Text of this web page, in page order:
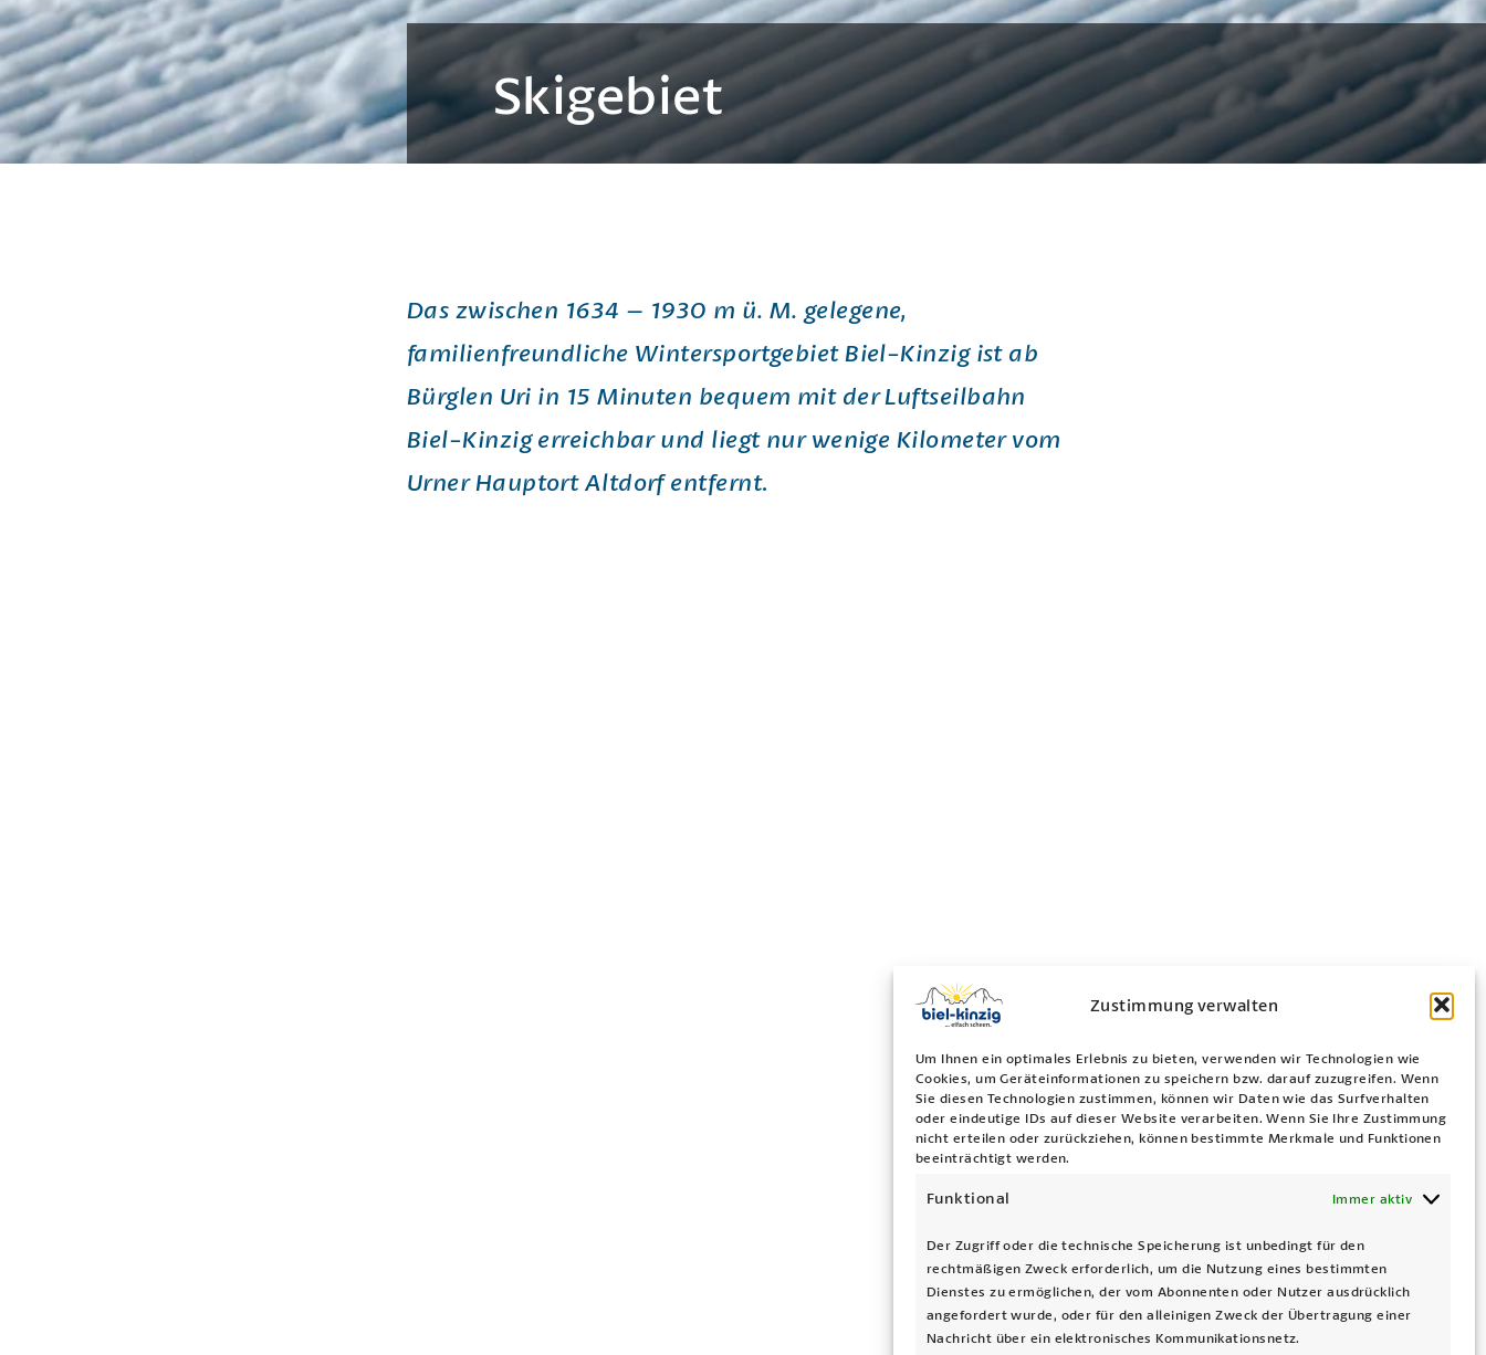
Zustimmung verwalten
Um Ihnen ein optimales Erlebnis zu bieten, verwenden wir Technologien wie
Cookies, um Geräteinformationen zu speichern bzw. darauf zuzugreifen. Wenn
Sie diesen Technologien zustimmen, können wir Daten wie das Surfverhalten
oder eindeutige IDs auf dieser Website verarbeiten. Wenn Sie Ihre Zustimmung
nicht erteilen oder zurückziehen, können bestimmte Merkmale und Funktionen
beeinträchtigt werden.
Funktional Immer aktiv
Der Zugriff oder die technische Speicherung ist unbedingt für den
rechtmäßigen Zweck erforderlich, um die Nutzung eines bestimmten
Dienstes zu ermöglichen, der vom Abonnenten oder Nutzer ausdrücklich
angefordert wurde, oder für den alleinigen Zweck der Übertragung einer
Nachricht über ein elektronisches Kommunikationsnetz.
Skigebiet
Das zwischen 1634 – 1930 m ü. M. gelegene,
familienfreundliche Wintersportgebiet Biel-Kinzig ist ab
Bürglen Uri in 15 Minuten bequem mit der Luftseilbahn
Biel-Kinzig erreichbar und liegt nur wenige Kilometer vom
Urner Hauptort Altdorf entfernt.